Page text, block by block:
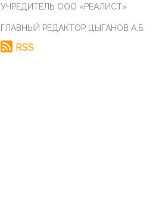
УЧРЕДИТЕЛЬ ООО «РЕАЛИСТ»
ГЛАВНЫЙ РЕДАКТОР ЦЫГАНОВ А.Б.
RSS